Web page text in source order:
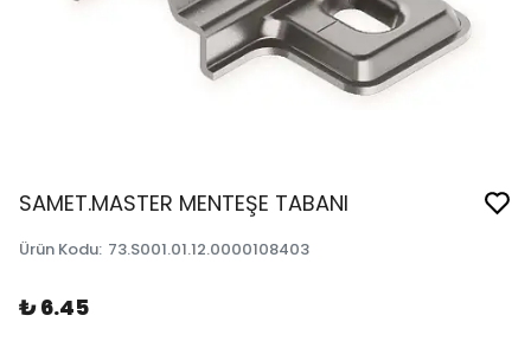
SAMET.MASTER MENTEŞE TABANI
Ürün Kodu: 73.S001.01.12.0000108403
₺ 6.45